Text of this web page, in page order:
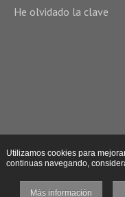
He olvidado la clave
Utilizamos cookies para
continuas navegando,
Más información